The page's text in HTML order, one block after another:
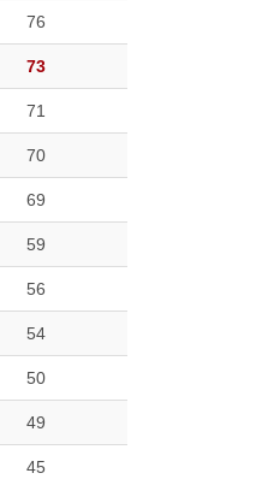
76
73
71
70
69
59
56
54
50
49
45